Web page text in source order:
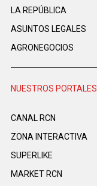
LA REPÚBLICA
ASUNTOS LEGALES
AGRONEGOCIOS
NUESTROS PORTALES
CANAL RCN
ZONA INTERACTIVA
SUPERLIKE
MARKET RCN